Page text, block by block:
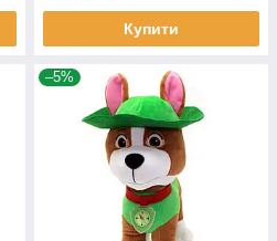
Купити
–5%